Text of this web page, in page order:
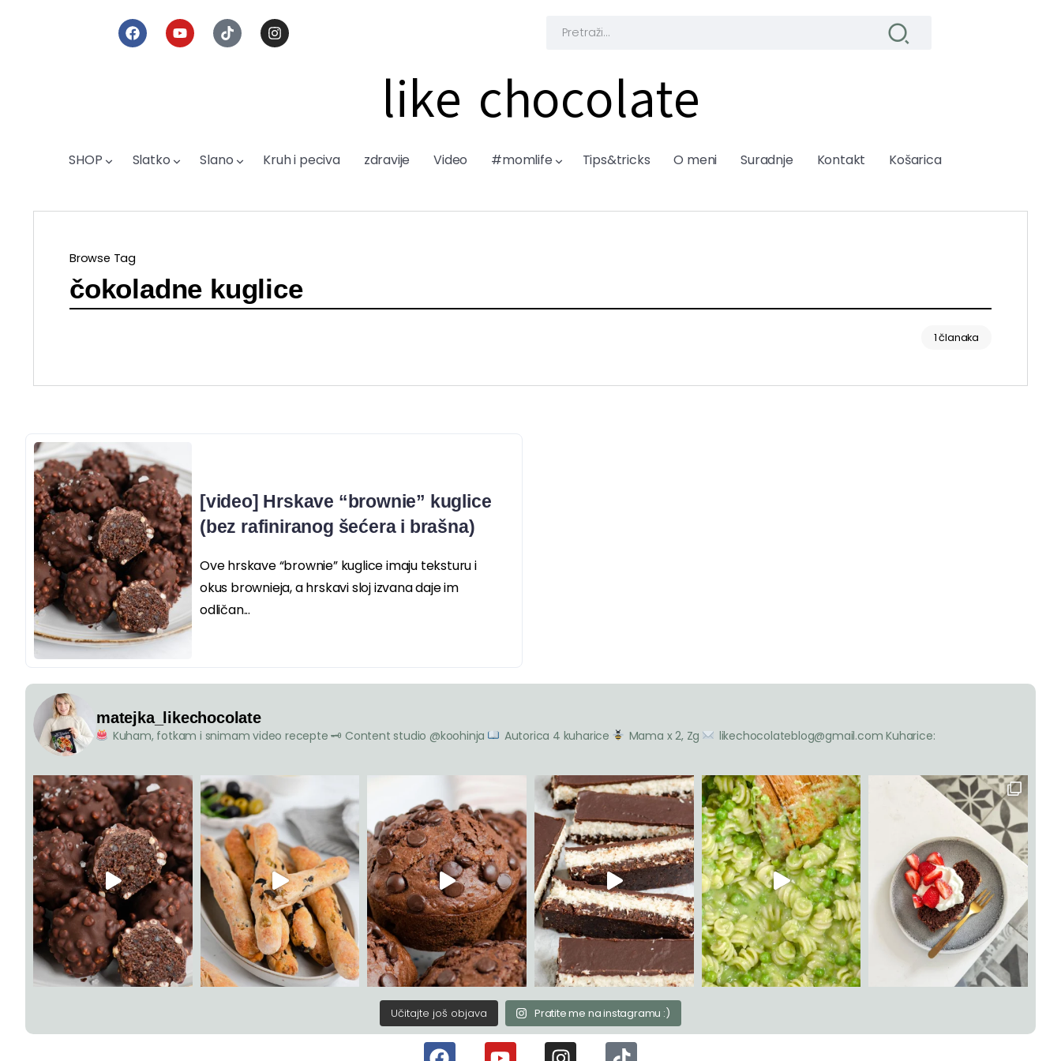
like chocolate
SHOP Slatko Slano Kruh i peciva zdravije Video #momlife Tips&tricks O meni Suradnje Kontakt Košarica
Browse Tag
čokoladne kuglice
1 članaka
[video] Hrskave “brownie” kuglice
(bez rafiniranog šećera i brašna)
Ove hrskave “brownie” kuglice imaju teksturu i
okus brownieja, a hrskavi sloj izvana daje im
odličan...
matejka_likechocolate
Kuham, fotkam i snimam video recepte 🗝 Content studio @koohinja Autorica 4 kuharice Mama x 2, Zg likechocolateblog@gmail.com Kuharice:
Učitajte još objava Pratite me na instagramu :)